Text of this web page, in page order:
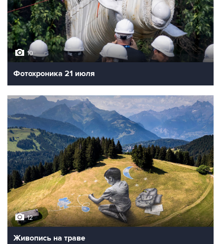
10
Фотохроника 21 июля
12
Живопись на траве